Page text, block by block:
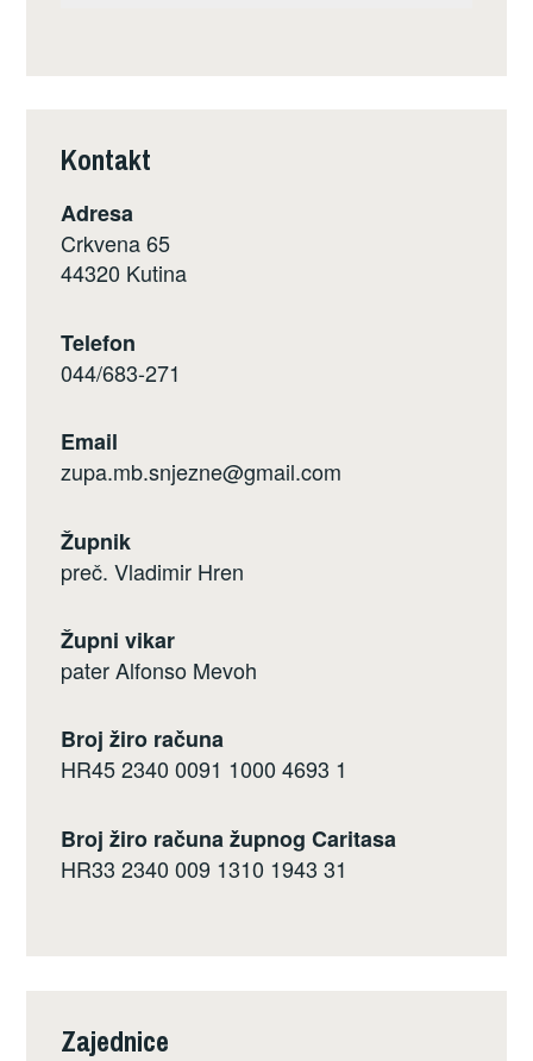
Kontakt
Adresa
Crkvena 65
44320 Kutina
Telefon
044/683-271
Email
zupa.mb.snjezne@gmail.com
Župnik
preč. Vladimir Hren
Župni vikar
pater Alfonso Mevoh
Broj žiro računa
HR45 2340 0091 1000 4693 1
Broj žiro računa župnog Caritasa
HR33 2340 009 1310 1943 31
Zajednice